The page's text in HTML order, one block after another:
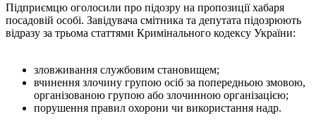
Підприємцю оголосили про підозру на пропозиції хабаря
посадовій особі. Завідувача смітника та депутата підозрюють
відразу за трьома статтями Кримінального кодексу України:
зловживання службовим становищем;
вчинення злочину групою осіб за попередньою змовою,
організованою групою або злочинною організацією;
порушення правил охорони чи використання надр.